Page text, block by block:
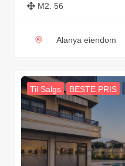
M2: 56
Alanya eiendom
Til Salgs BESTE PRIS